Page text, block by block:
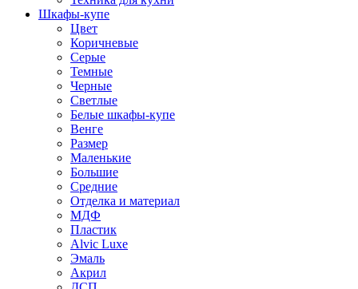
Шкафы-купе
Цвет
Коричневые
Серые
Темные
Черные
Светлые
Белые шкафы-купе
Венге
Размер
Маленькие
Большие
Средние
Отделка и материал
МДФ
Пластик
Alvic Luxe
Эмаль
Акрил